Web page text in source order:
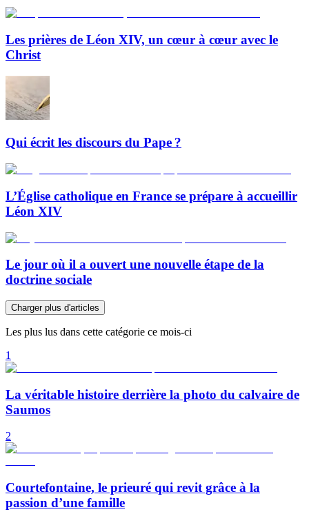
Les prières de Léon XIV, un cœur à cœur avec le
Christ
Qui écrit les discours du Pape ?
L’Église catholique en France se prépare à accueillir
Léon XIV
Le jour où il a ouvert une nouvelle étape de la
doctrine sociale
Charger plus d'articles
Les plus lus dans cette catégorie ce mois-ci
1
La véritable histoire derrière la photo du calvaire de
Saumos
2
Courtefontaine, le prieuré qui revit grâce à la
passion d’une famille